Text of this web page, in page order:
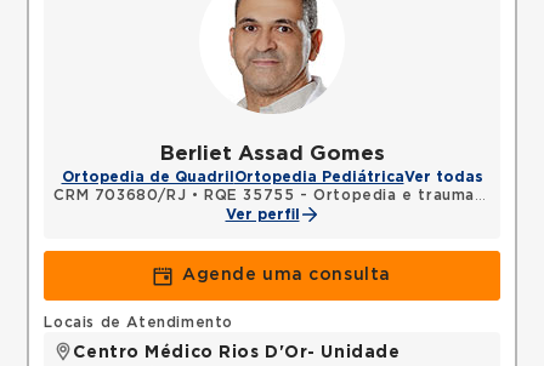
Berliet Assad Gomes
Ortopedia de Quadril Ortopedia PediátricaVer todas
CRM 703680/RJ •
RQE 35755 - Ortopedia e traumatologia
Ver perfil
Agende uma consulta
Locais de Atendimento
Centro Médico Rios D'Or- Unidade